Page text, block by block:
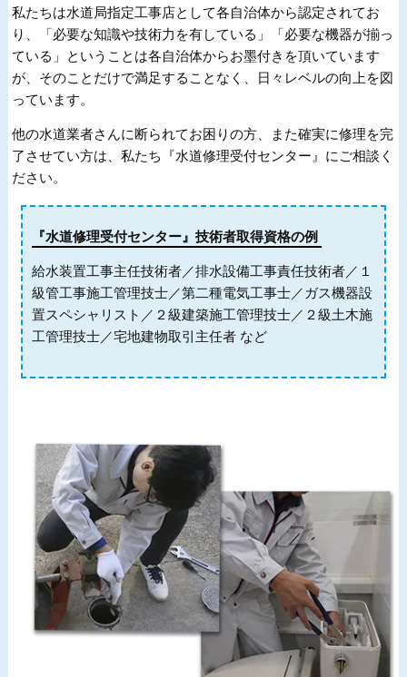
私たちは水道局指定工事店として各自治体から認定されてお
り、「必要な知識や技術力を有している」「必要な機器が揃っ
ている」ということは各自治体からお墨付きを頂いています
が、そのことだけで満足することなく、日々レベルの向上を図
っています。
他の水道業者さんに断られてお困りの方、また確実に修理を完
了させてい方は、私たち『水道修理受付センター』にご相談く
ださい。
『水道修理受付センター』技術者取得資格の例
給水装置工事主任技術者／排水設備工事責任技術者／１
級管工事施工管理技士／第二種電気工事士／ガス機器設
置スペシャリスト／２級建築施工管理技士／２級土木施
工管理技士／宅地建物取引主任者 など